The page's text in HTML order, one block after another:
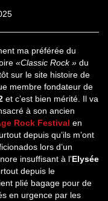
ma préférée du
«Classic Rock » du
sur le site histoire de
membre fondateur de
et c’est bien mérité. Il va
à son ancien
Rock Festival en
depuis qu’ils m’ont
lors d’un
insuffisant à l’Elysée
depuis le
plié bagage pour de
en urgence par les